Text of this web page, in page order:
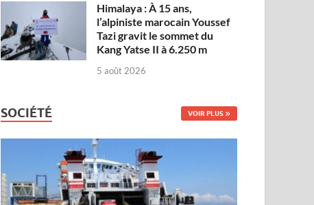
Himalaya : À 15 ans,
l’alpiniste marocain Youssef
Tazi gravit le sommet du
Kang Yatse II à 6.250 m
5 août 2026
SOCIÉTÉ VOIR PLUS